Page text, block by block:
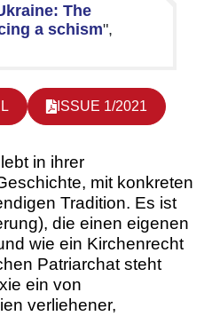
The
a schism",
ISSUE 1/2021
in ihrer
mit konkreten
Tradition. Es ist
die einen eigenen
wie ein Kirchenrecht
Patriarchat steht
ein von
verliehener,